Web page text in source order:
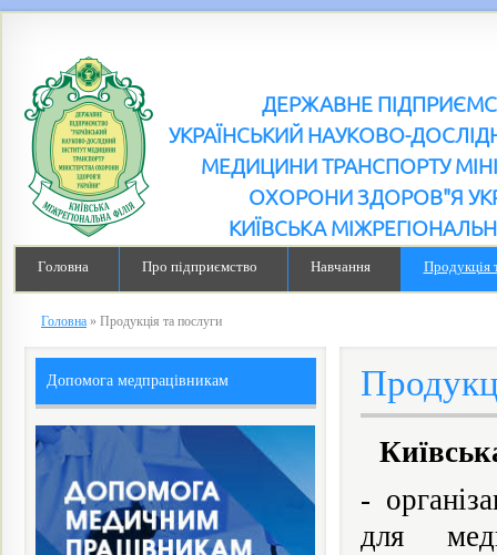
ДЕРЖАВНЕ
УКРАЇНСЬКИЙ НАУКОВО-
МЕДИЦИНИ ТРАНСПОРТУ
ОХОРОНИ ЗДОРОВ"Я
КИЇВСЬКА
Головна Про підприємство Навчання Продукція
Головна » Продукція та послуги
-
для
Допомога медпрацівникам